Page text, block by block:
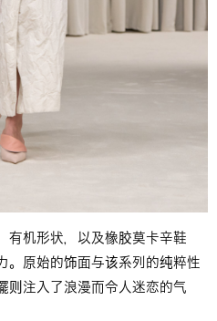
有机形状，以及橡胶莫卡辛鞋
。原始的饰面与该系列的纯粹性
则注入了浪漫而令人迷恋的气